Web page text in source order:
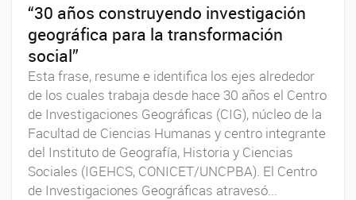
“30 años construyendo investigación
geográfica para la transformación
social”
Esta frase, resume e identifica los ejes alrededor
de los cuales trabaja desde hace 30 años el Centro
de Investigaciones Geográficas (CIG), núcleo de la
Facultad de Ciencias Humanas y centro integrante
del Instituto de Geografía, Historia y Ciencias
Sociales (IGEHCS, CONICET/UNCPBA). El Centro
de Investigaciones Geográficas atravesó...